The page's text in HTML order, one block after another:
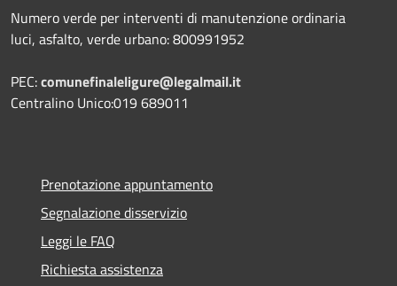
Numero verde per interventi di manutenzione ordinaria
luci, asfalto, verde urbano: 800991952
PEC:comunefinaleligure@legalmail.it
Centralino Unico:019 689011
Prenotazione appuntamento
Segnalazione disservizio
Leggi le FAQ
Richiesta assistenza